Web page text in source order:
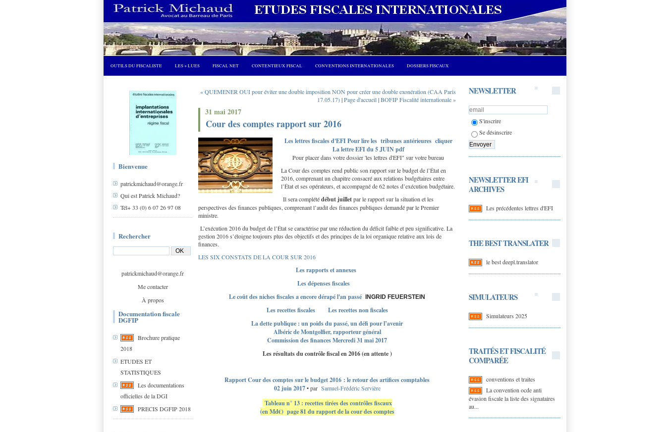
OUTILS DU FISCALISTE LES + LUES FISCAL NET CONTENTIEUX FISCAL CONVENTIONS INTERNATIONALES DOSSIERS FISCAUX
Bienvenue
patrickmichaud@orange.fr
Qui est Patrick Michaud?
Tél+ 33 (0) 6 07 26 97 08
Rechercher
patrickmichaud@orange.fr
Me contacter
À propos
Documentation fiscale
DGFIP
Brochure pratique
2018
ETUDES ET
STATISTIQUES
Les documentations
officielles de la DGI
PRECIS DGFIP 2018
NEWSLETTER
S'inscrire
Se désinscrire
NEWSLETTER EFI
ARCHIVES
Les précédentes lettres d'EFI
THE BEST TRANSLATER
le best deepl.translator
SIMULATEURS
Simulateurs 2025
TRAITÉS ET FISCALITÉ
COMPARÉE
conventions et traites
La convention ocde anti
évasion fiscale la liste des signataires
au...
« QUEMENER OUI pour éviter une double imposition NON pour créer une double exonération (CAA Paris
17.05.17)|Page d'accueil|BOFIP Fiscalité internationale »
31 mai 2017
Cour des comptes rapport sur 2016
Les lettres fiscales d'EFI Pour lire les tribunes antérieures cliquer
La lettre EFI du 5 JUIN pdf
Pour placer dans votre dossier 'les lettres d'EFI" sur votre bureau
La Cour des comptes rend public son rapport sur le budget de l’État en
2016, comprenant un chapitre consacré aux relations budgétaires entre
l’État et ses opérateurs, et accompagné de 62 notes d’exécution budgétaire.
Il sera complétédébut juilletpar le rapport sur la situation et les
perspectives des finances publiques, comprenant l’audit des finances publiques demandé par le Premier
ministre.
L’exécution 2016 du budget de l’État se caractérise par une réduction du déficit faible et peu significative. La
gestion 2016 s’éloigne toujours plus des objectifs et des principes de la loi organique relative aux lois de
finances.
LES SIX CONSTATS DE LA COUR SUR 2016
Les rapports et annexes
Les dépenses fiscales
Le coût des niches fiscales a encore dérapé l'an passé
INGRID FEUERSTEIN
Les recettes fiscales
Les recettes non fiscales
La dette publique : un poids du passé, un défi pour l’avenir
Albéric de Montgolfier, rapporteur général
Commission des finances Mercredi 31 mai 2017
Les résultats du contrôle fiscal en 2016 (en attente )
Rapport Cour des comptes sur le budget 2016 : le retour des artifices comptables
02 juin 2017• par Samuel-Frédéric Servière
Tableau n° 13 : recettes tirées des contrôles fiscaux
(en Md€) page 81 du rapport de la cour des comptes